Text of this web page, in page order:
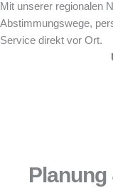
Mit unserer regionalen
Abstimmungswege,
Service direkt vor Ort.
Planung